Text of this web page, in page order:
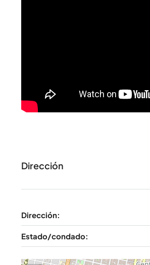
Dirección
Dirección:
Estado/condado: